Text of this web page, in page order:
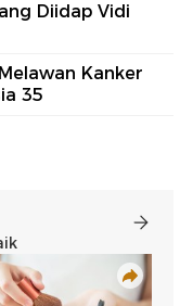
Diidap Vidi
Kanker
35